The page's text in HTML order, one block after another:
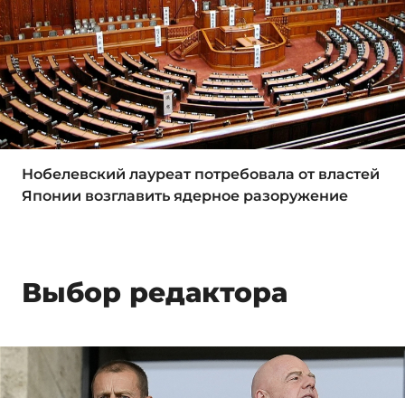
Нобелевский лауреат потребовала от властей
Японии возглавить ядерное разоружение
Выбор редактора